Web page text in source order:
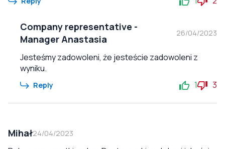
Company representative -
Manager Anastasia
26/04/2023
Jesteśmy zadowoleni, że jesteście zadowoleni z
wyniku.
Reply 1 3
Mihał24/04/2023